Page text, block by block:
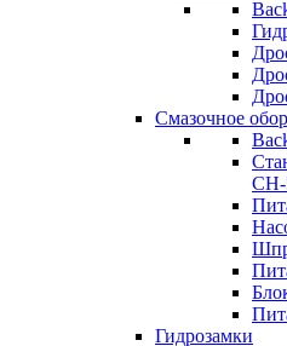
Смазочное
СН-
Гидрозамки